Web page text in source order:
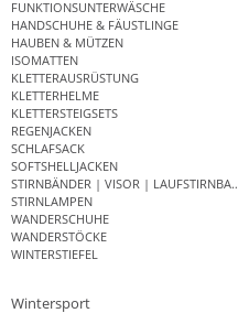
FUNKTIONSUNTERWÄSCHE
HANDSCHUHE & FÄUSTLINGE
HAUBEN & MÜTZEN
ISOMATTEN
KLETTERAUSRÜSTUNG
KLETTERHELME
KLETTERSTEIGSETS
REGENJACKEN
SCHLAFSACK
SOFTSHELLJACKEN
STIRNBÄNDER | VISOR |
STIRNLAMPEN
WANDERSCHUHE
WANDERSTÖCKE
WINTERSTIEFEL
Wintersport